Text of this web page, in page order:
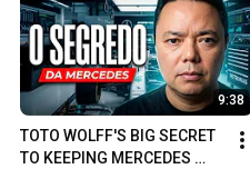
9:38
TOTO WOLFF'S BIG SECRET
TO KEEPING MERCEDES